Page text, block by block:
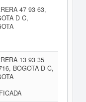
47 93 63,
D C,
13 93 35
BOGOTA D C,